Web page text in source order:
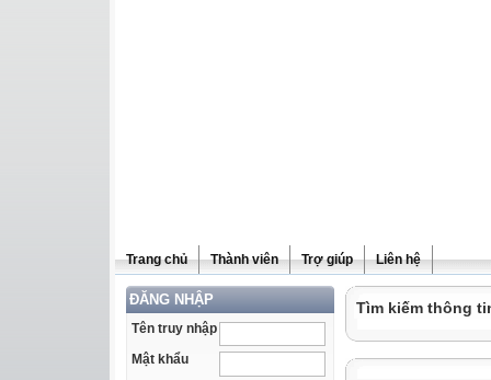
Trang chủ Thành viên Trợ giúp Liên hệ
ĐĂNG NHẬP
Tên truy nhập
Mật khẩu
Tìm kiếm thông